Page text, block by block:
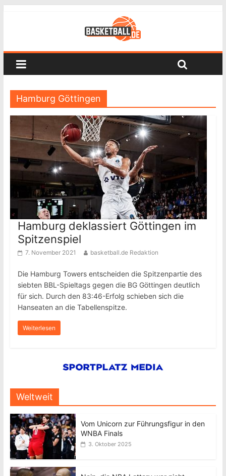
Hamburg Göttingen
Hamburg deklassiert Göttingen im
Spitzenspiel
7. November 2021 basketball.de Redaktion
Die Hamburg Towers entscheiden die Spitzenpartie des
siebten BBL-Spieltags gegen die BG Göttingen deutlich
für sich. Durch den 83:46-Erfolg schieben sich die
Hanseaten an die Tabellenspitze.
Weiterlesen
Weltweit
Vom Unicorn zur Führungsfigur in den
WNBA Finals
3. Oktober 2025